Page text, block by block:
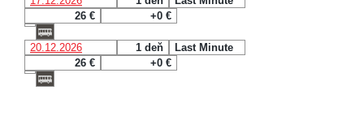
26 €
+0 €
20.12.2026 1 deň
Last Minute
26 €
+0 €